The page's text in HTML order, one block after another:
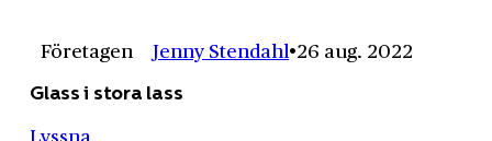
Företagen Jenny Stendahl 26 aug. 2022
Glass i stora lass
Lyssna